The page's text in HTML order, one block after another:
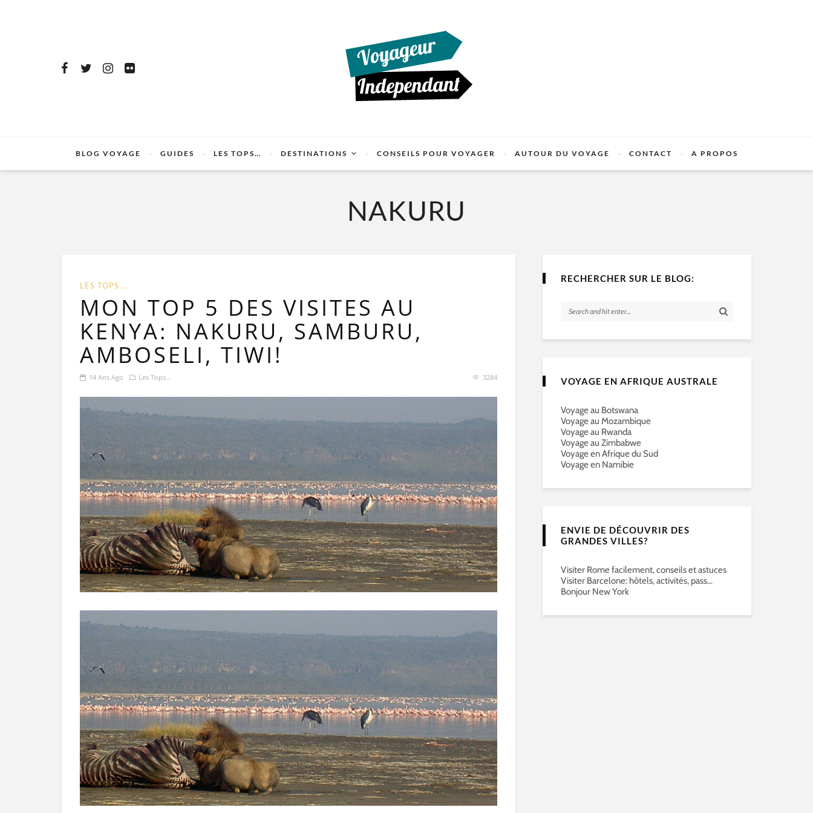
BLOG VOYAGE GUIDES LES TOPS… DESTINATIONS CONSEILS POUR VOYAGER AUTOUR DU VOYAGE CONTACT A PROPOS
NAKURU
LES TOPS...
MON TOP 5 DES VISITES AU
KENYA: NAKURU, SAMBURU,
AMBOSELI, TIWI!
14 Ans Ago Les Tops... 3284
RECHERCHER SUR LE BLOG:
VOYAGE EN AFRIQUE AUSTRALE
Voyage au Botswana
Voyage au Mozambique
Voyage au Rwanda
Voyage au Zimbabwe
Voyage en Afrique du Sud
Voyage en Namibie
ENVIE DE DÉCOUVRIR DES
GRANDES VILLES?
Visiter Rome facilement, conseils et astuces
Visiter Barcelone: hôtels, activités, pass…
Bonjour New York